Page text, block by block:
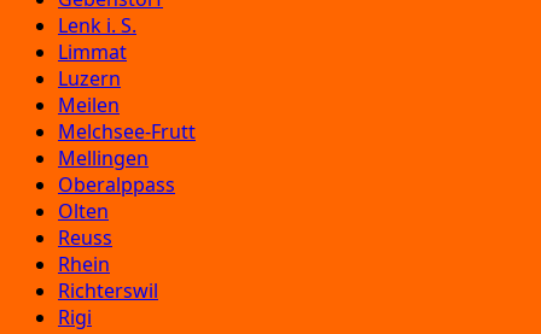
Lenk i. S.
Limmat
Luzern
Meilen
Melchsee-Frutt
Mellingen
Oberalppass
Olten
Reuss
Rhein
Richterswil
Rigi